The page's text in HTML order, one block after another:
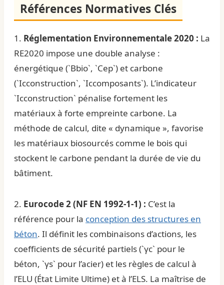
Références Normatives Clés
1. Réglementation Environnementale 2020 : La
RE2020 impose une double analyse :
énergétique (`Bbio`, `Cep`) et carbone
(`Icconstruction`, `Iccomposants`). L’indicateur
`Icconstruction` pénalise fortement les
matériaux à forte empreinte carbone. La
méthode de calcul, dite « dynamique », favorise
les matériaux biosourcés comme le bois qui
stockent le carbone pendant la durée de vie du
bâtiment.
2. Eurocode 2 (NF EN 1992-1-1) : C’est la
référence pour la conception des structures en
béton. Il définit les combinaisons d’actions, les
coefficients de sécurité partiels (`γc` pour le
béton, `γs` pour l’acier) et les règles de calcul à
l’ELU (État Limite Ultime) et à l’ELS. La maîtrise de